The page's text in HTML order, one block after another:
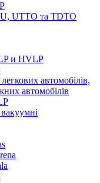
UTTO та TDTO
и HVLP
автомобілів,
автомобілів